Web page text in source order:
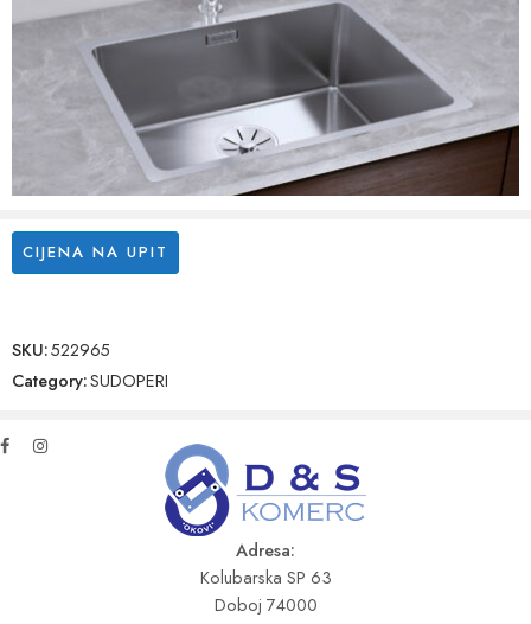
CIJENA NA UPIT
SKU:522965
Category:SUDOPERI
Adresa:
Kolubarska SP 63
Doboj 74000